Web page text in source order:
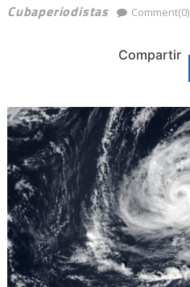
Cubaperiodistas
Comment(0)
Compartir